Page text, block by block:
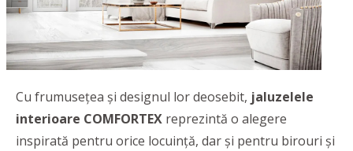
Cu frumusețea și designul lor deosebit, jaluzelele
interioare COMFORTEX reprezintă o alegere
inspirată pentru orice locuință, dar și pentru birouri și